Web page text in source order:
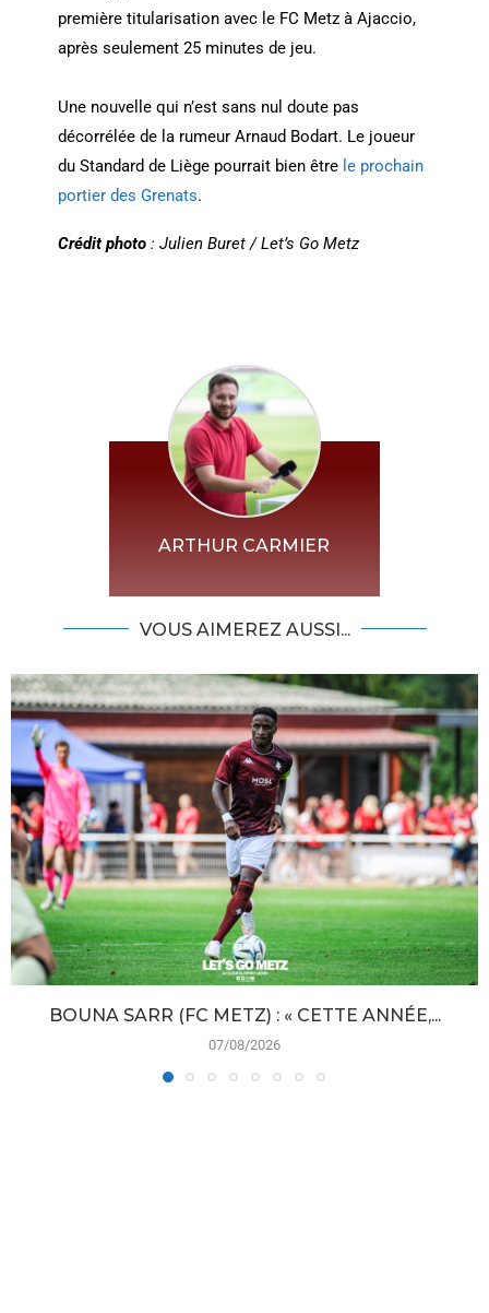
première titularisation avec le FC Metz à Ajaccio,
après seulement 25 minutes de jeu.
Une nouvelle qui n’est sans nul doute pas
décorrélée de la rumeur Arnaud Bodart. Le joueur
du Standard de Liège pourrait bien être le prochain
portier des Grenats.
Crédit photo: Julien Buret / Let’s Go Metz
ARTHUR CARMIER
VOUS AIMEREZ AUSSI...
BOUNA SARR (FC METZ) : « CETTE ANNÉE,...
07/08/2026